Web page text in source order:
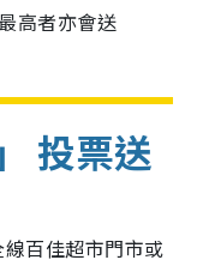
高者亦會送
投票送
百佳超市門市或